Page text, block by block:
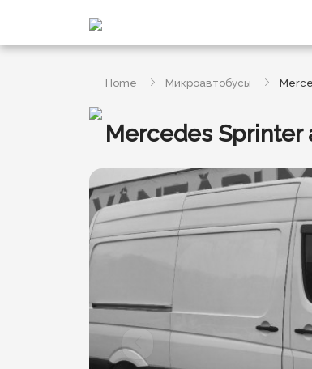
Home Микроавтобусы
Mercedes Sprinter